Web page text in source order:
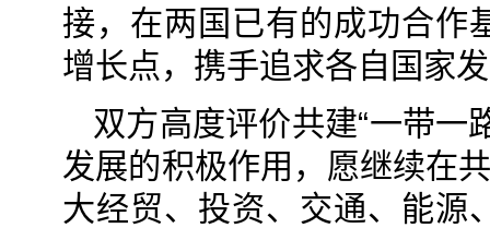
接，在两国已有的成功合作
增长点，携手追求各自国家
双方高度评价共建“一带一
发展的积极作用，愿继续在
大经贸、投资、交通、能源